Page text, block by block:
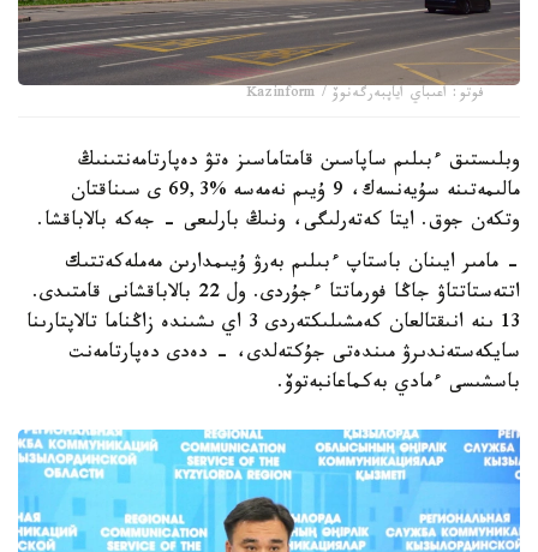
فوتو: اعىباي اياپبەرگەنوۆ / Kazinform
وبلىستىق ءبىلىم ساپاسىن قامتاماسىز ەتۋ دەپارتامەنتىنىڭ
مالىمەتىنە سۇيەنسەك، 9 ۇيىم نەمەسە %69,3 ى سىناقتان
وتكەن جوق. ايتا كەتەرلىگى، ونىڭ بارلىعى - جەكە بالاباقشا.
- مامىر ايىنان باستاپ ءبىلىم بەرۋ ۇيىمدارىن مەملەكەتتىك
اتتەستاتتاۋ جاڭا فورماتتا ءجۇردى. ول 22 بالاباقشانى قامتىدى.
13 ىنە انىقتالعان كەمشىلىكتەردى 3 اي ىشىندە زاڭناما تالاپتارىنا
سايكەستەندىرۋ مىندەتى جۇكتەلدى، - دەدى دەپارتامەنت
باسشىسى ءمادي بەكماعانبەتوۆ.